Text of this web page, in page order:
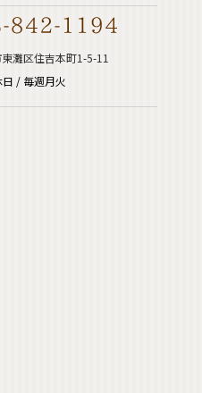
灘区住吉本町1-5-11
/ 毎週月火